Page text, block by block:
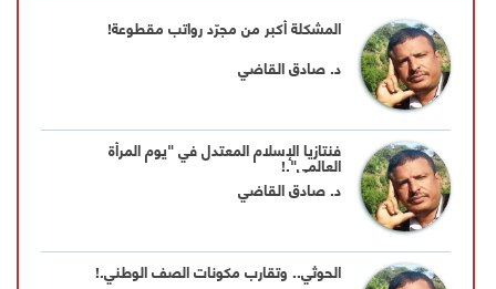
المشكلة أكبر من مجرّد رواتب مقطوعة!
د. صادق القاضي
فنتازيا الإسلام المعتدل في "يوم المرأة
العالمي".!
د. صادق القاضي
الحوثي.. وتقارب مكونات الصف الوطني.!